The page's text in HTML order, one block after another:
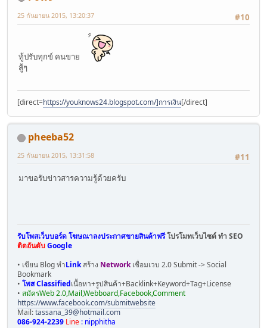
#10
25 กันยายน 2015, 13:20:37
ทู้ปรับทุกข์ คนขาย
สู้ๆ
[direct=https://youknows24.blogspot.com/]การเงิน[/direct]
pheeba52
#11
25 กันยายน 2015, 13:31:58
มาขอรับข่าวสารความรู้ด้วยครับ
รับโพสเว็บบอร์ด โฆษณาลงประกาศขายสินค้าฟรีโปรโมทเว็บไซต์ ทำ SEO
ติดอันดับGoogle
• เขียน Blog ทำLinkสร้าง Networkเชื่อมเวบ 2.0 Submit -> Social
Bookmark
• โพส Classifiedเนื้อหา+รูปสินค้า+Backlink+Keyword+Tag+License
• สมัครWeb 2.0,Mail,Webboard,Facebook,Comment
https://www.facebook.com/submitwebsite
Mail:tassana_39@hotmail.com
086-924-2239 Line : nipphitha